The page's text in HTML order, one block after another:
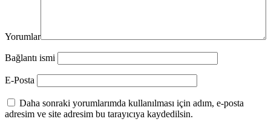
Yorumlar
Bağlantı ismi
E-Posta
Daha sonraki yorumlarımda kullanılması için adım, e-posta
adresim ve site adresim bu tarayıcıya kaydedilsin.